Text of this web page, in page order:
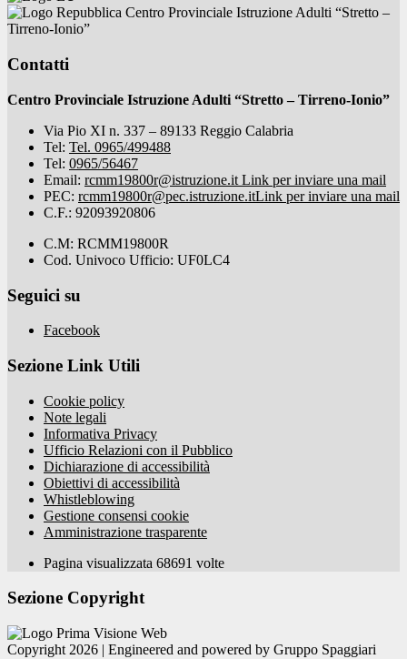
Centro Provinciale Istruzione Adulti “Stretto –
Tirreno-Ionio”
Contatti
Centro Provinciale Istruzione Adulti “Stretto – Tirreno-Ionio”
Via Pio XI n. 337 – 89133 Reggio Calabria
Tel: Tel. 0965/499488
Tel: 0965/56467
Email: rcmm19800r@istruzione.it Link per inviare una mail
PEC: rcmm19800r@pec.istruzione.itLink per inviare una mail
C.F.: 92093920806
C.M: RCMM19800R
Cod. Univoco Ufficio: UF0LC4
Seguici su
Facebook
Sezione Link Utili
Cookie policy
Note legali
Informativa Privacy
Ufficio Relazioni con il Pubblico
Dichiarazione di accessibilità
Obiettivi di accessibilità
Whistleblowing
Gestione consensi cookie
Amministrazione trasparente
Pagina visualizzata 68691 volte
Sezione Copyright
Copyright 2026 | Engineered and powered by Gruppo Spaggiari